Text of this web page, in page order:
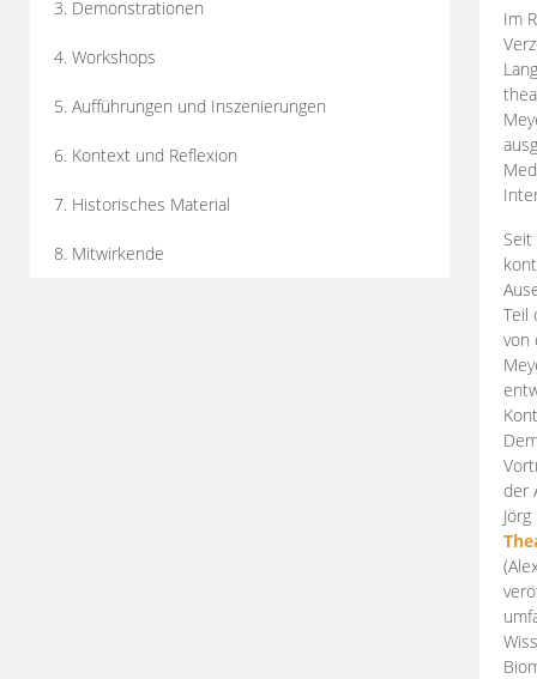
3. Demonstrationen
4. Workshops
5. Aufführungen und Inszenierungen
6. Kontext und Reflexion
7. Historisches Material
8. Mitwirkende
Im
Teil
von
der